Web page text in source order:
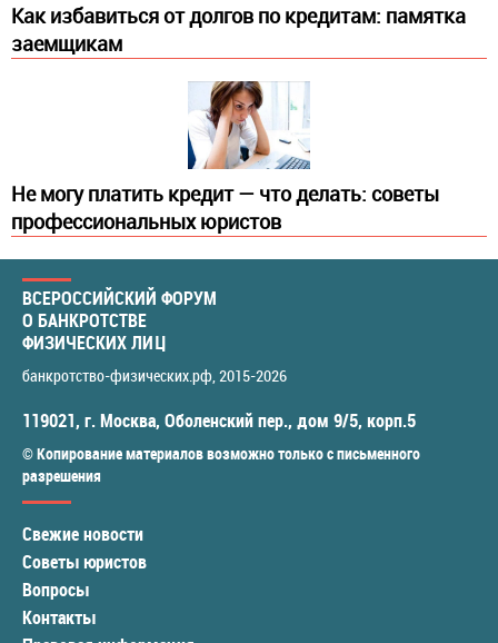
Как избавиться от долгов по кредитам: памятка
заемщикам
Не могу платить кредит — что делать: советы
профессиональных юристов
ВСЕРОССИЙСКИЙ ФОРУМ
О БАНКРОТСТВЕ
ФИЗИЧЕСКИХ ЛИЦ
банкротство-физических.рф , 2015-2026
119021, г. Москва, Оболенский пер., дом 9/5, корп.5
© Копирование материалов возможно только с письменного
разрешения
Свежие новости
Советы юристов
Вопросы
Контакты